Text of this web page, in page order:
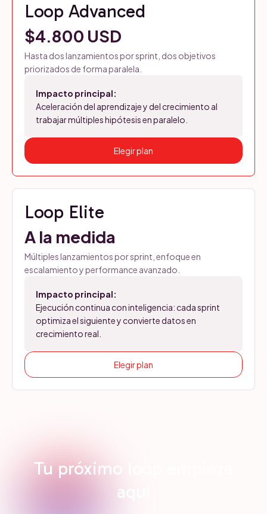
Loop Advanced
$4.800 USD
Hasta dos lanzamientos por sprint, dos objetivos
priorizados de forma paralela.
Impacto principal:
Aceleración del aprendizaje y del crecimiento al
trabajar múltiples hipótesis en paralelo.
Elegir plan
Loop Elite
A la medida
Múltiples lanzamientos por sprint, enfoque en
escalamiento y performance avanzado.
Impacto principal:
Ejecución continua con inteligencia: cada sprint
optimiza el siguiente y convierte datos en
crecimiento real.
Elegir plan
Tu próximo loop empieza
aquí